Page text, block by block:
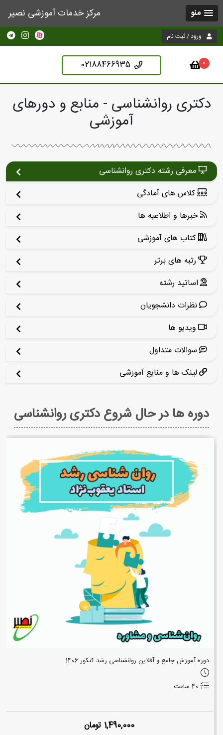
مرکز خدمات آموزشی نصیر منو
ورود / ثبت نام
0
02188466935
دکتری روانشناسی - منابع و دورهای
آموزشی
معرفی رشته دکتری روانشناسی
کلاس های آمادگی
خبرها و اطلاعیه ها
کتاب های آموزشی
رتبه های برتر
اساتید رشته
نظرات دانشجویان
ویدیو ها
سوالات متداول
لینک ها و منایع آموزشی
دوره ها در حال شروع دکتری روانشناسی
دوره آموزش جامع و آفلاین روانشناسی رشد کنکور 1406
40 ساعت
1,490,000 تومان